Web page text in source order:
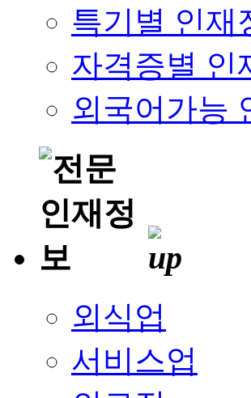
특기별 인재
자격증별 인
외국어가능
외식업
서비스업